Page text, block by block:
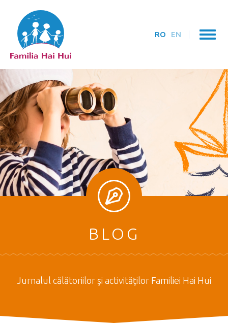
RO EN
BLOG
Jurnalul călătoriilor şi activităţilor Familiei Hai Hui